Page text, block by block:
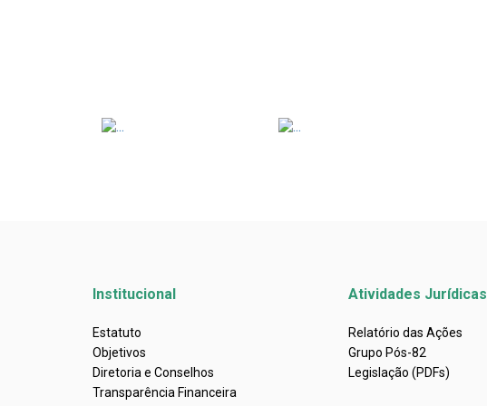
Institucional
Estatuto
Objetivos
Diretoria e Conselhos
Transparência Financeira
Atividades Jurídicas
Relatório das Ações
Grupo Pós-82
Legislação (PDFs)